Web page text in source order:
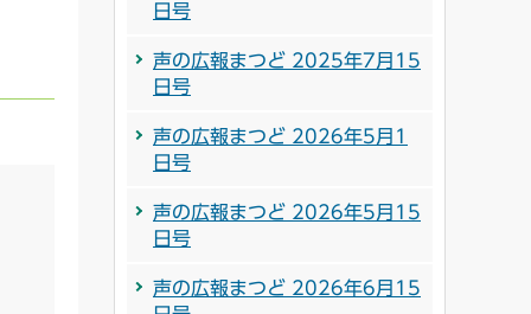
日号
声の広報まつど 2025年7月15
日号
声の広報まつど 2026年5月1
日号
声の広報まつど 2026年5月15
日号
声の広報まつど 2026年6月15